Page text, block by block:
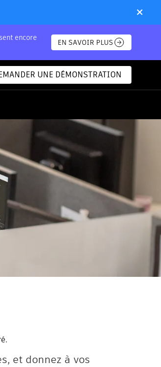
×
encore
EN SAVOIR PLUS
UNE DÉMONSTRATION
et donnez à vos